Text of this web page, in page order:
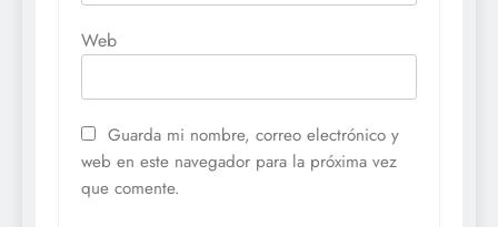
Web
Guarda mi nombre, correo electrónico y
web en este navegador para la próxima vez
que comente.